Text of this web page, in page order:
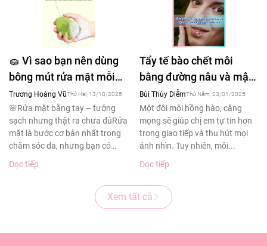
🧽 Vì sao bạn nên dùng
bông mút rửa mặt mỗi
ngày – Bí quyết làm
sạch sâu cho làn da
khỏe đẹp
Trương Hoàng VũThứ Hai, 13/10/2025
🌸Rửa mặt bằng tay – tưởng
sạch nhưng thật ra chưa đủRửa
mặt là bước cơ bản nhất trong
chăm sóc da, nhưng bạn có
biết?Theo...
Đọc tiếp
Tẩy tế bào chết môi
bằng đường nâu và mật
ong tạm biệt đôi môi
thâm sạm
Bùi Thùy DiễmThứ Năm, 23/01/2025
Một đôi môi hồng hào, căng
mọng sẽ giúp chị em tự tin hơn
trong giao tiếp và thu hút mọi
ánh nhìn. Tuy nhiên, môi...
Đọc tiếp
Xem tất cả